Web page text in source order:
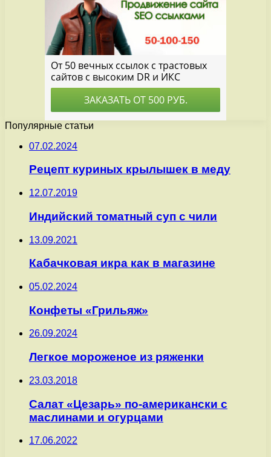
Популярные статьи
07.02.2024
Рецепт куриных крылышек в меду
12.07.2019
Индийский томатный суп с чили
13.09.2021
Кабачковая икра как в магазине
05.02.2024
Конфеты «Грильяж»
26.09.2024
Легкое мороженое из ряженки
23.03.2018
Салат «Цезарь» по-американски с
маслинами и огурцами
17.06.2022